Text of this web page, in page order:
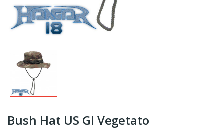
Bush Hat US GI Vegetato